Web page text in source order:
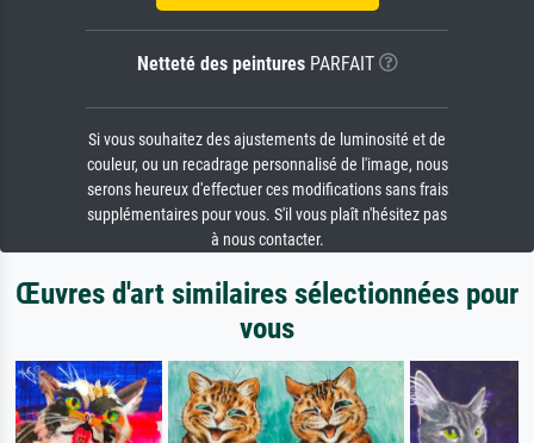
Netteté des peinturesPARFAIT
Si vous souhaitez des ajustements de luminosité et de
couleur, ou un recadrage personnalisé de l'image, nous
serons heureux d'effectuer ces modifications sans frais
supplémentaires pour vous. S'il vous plaît n'hésitez pas
à nous contacter.
Œuvres d'art similaires sélectionnées pour
vous